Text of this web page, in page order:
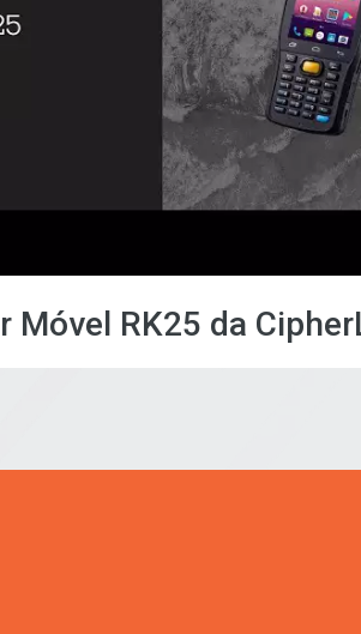
Móvel RK25 da